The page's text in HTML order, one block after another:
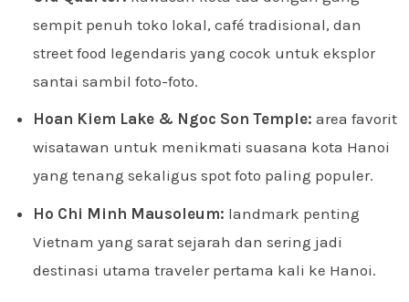
sempit penuh toko lokal, café tradisional, dan
street food legendaris yang cocok untuk eksplor
santai sambil foto-foto.
Hoan Kiem Lake & Ngoc Son Temple: area favorit
wisatawan untuk menikmati suasana kota Hanoi
yang tenang sekaligus spot foto paling populer.
Ho Chi Minh Mausoleum: landmark penting
Vietnam yang sarat sejarah dan sering jadi
destinasi utama traveler pertama kali ke Hanoi.